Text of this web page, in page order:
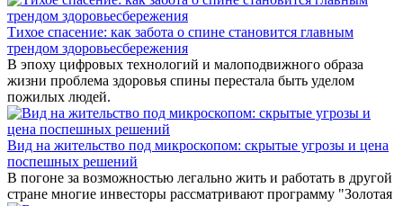
Тихое спасение: как забота о спине становится главным
трендом здоровьесбережения
В эпоху цифровых технологий и малоподвижного образа
жизни проблема здоровья спины перестала быть уделом
пожилых людей.
Вид на жительство под микроскопом: скрытые угрозы и цена
поспешных решений
В погоне за возможностью легально жить и работать в другой
стране многие инвесторы рассматривают программу "Золотая